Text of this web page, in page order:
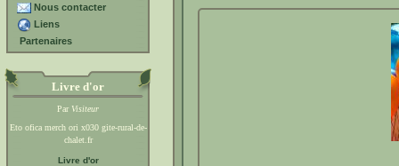
Nous contacter
Liens
Partenaires
Livre d'or
Par Visiteur
Eto ofica merch ori x030 gite-rural-de-
chalet.fr
Livre d'or